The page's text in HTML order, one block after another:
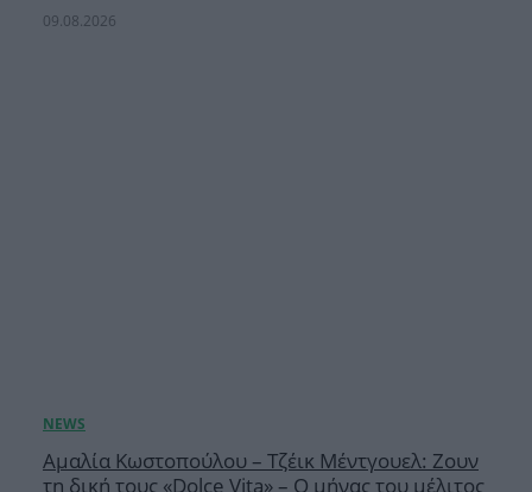
09.08.2026
Αμαλία Κωστοπούλου – Τζέικ Μέντγουελ: Ζουν
τη δική τους «Dolce Vita» – Ο μήνας του μέλιτος